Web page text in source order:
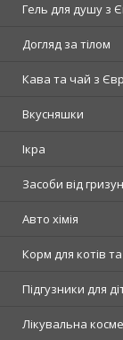
Гель для душу з
Догляд за тілом
Кава та чай з
Вкусняшки
Ікра
Засоби від
Авто хімія
Корм для котів
Підгузники для
Лікувальна